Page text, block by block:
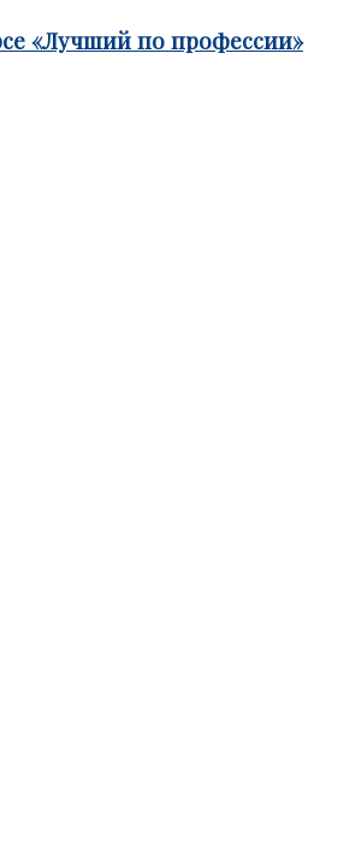
«Лучший по профессии»